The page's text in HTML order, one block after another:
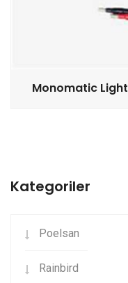
Monomatic Light
Kategoriler
Poelsan
Rainbird